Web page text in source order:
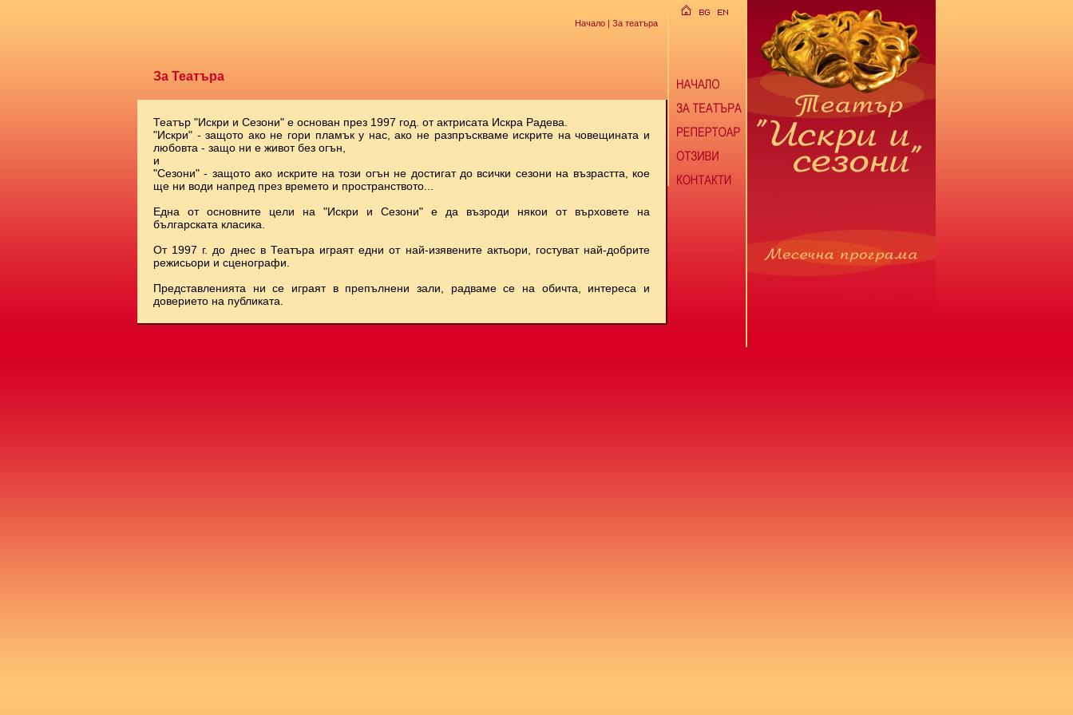
Начало | За театъра
За Театъра
Театър "Искри и Сезони" е основан през 1997 год. от актрисата Искра Радева.
"Искри" - защото ако не гори пламък у нас, ако не разпръскваме искрите на човещината и
любовта - защо ни е живот без огън,
и
"Сезони" - защото ако искрите на този огън не достигат до всички сезони на възрастта, кое
ще ни води напред през времето и пространството...
Една от основните цели на "Искри и Сезони" е да възроди някои от върховете на
българската класика.
От 1997 г. до днес в Театъра играят едни от най-изявените актьори, гостуват най-добрите
режисьори и сценографи.
Представленията ни се играят в препълнени зали, радваме се на обичта, интереса и
доверието на публиката.